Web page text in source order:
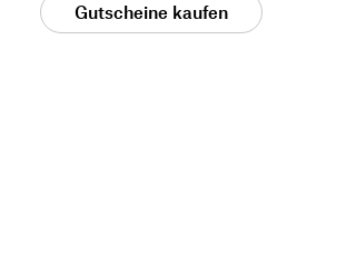
Gutscheine kaufen